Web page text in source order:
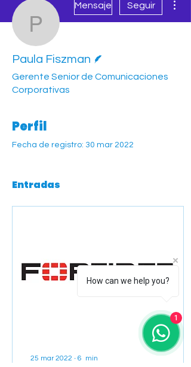
Paula Fiszman
Mensaje Seguir
Paula Fiszman
Gerente Senior de Comunicaciones
Corporativas
Perfil
Fecha de registro: 30 mar 2022
Entradas
25 mar 2022 ∙ 6 min
How can we help you?
1